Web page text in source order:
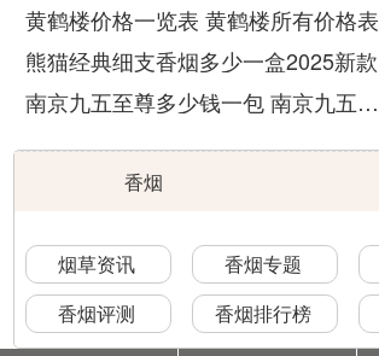
黄鹤楼价格一览表 黄鹤楼所有价格表
熊猫经典细支香烟多少一盒2025新款
南京九五至尊多少钱一包 南京九五至尊价格及图片
香烟
烟草资讯 香烟专题
香烟评测
香烟排行榜